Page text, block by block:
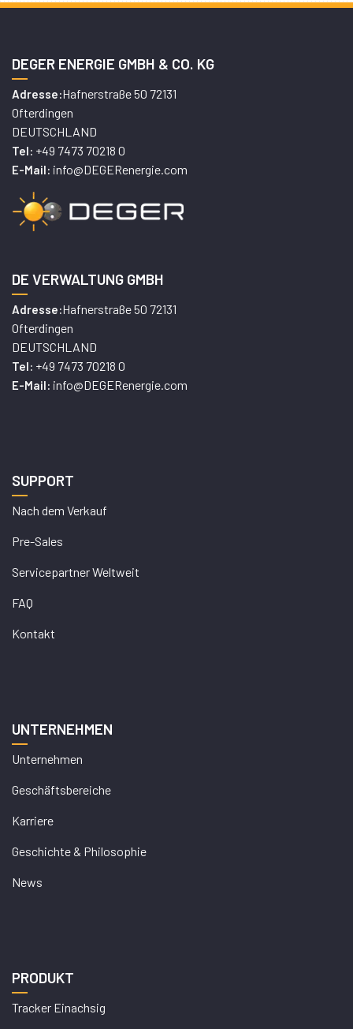
DEGER ENERGIE GMBH & CO. KG
Adresse:Hafnerstraße 50 72131
Ofterdingen
DEUTSCHLAND
Tel: +49 7473 70218 0
E-Mail: info@DEGERenergie.com
DE VERWALTUNG GMBH
Adresse:Hafnerstraße 50 72131
Ofterdingen
DEUTSCHLAND
Tel: +49 7473 70218 0
E-Mail: info@DEGERenergie.com
SUPPORT
Nach dem Verkauf
Pre-Sales
Servicepartner Weltweit
FAQ
Kontakt
UNTERNEHMEN
Unternehmen
Geschäftsbereiche
Karriere
Geschichte & Philosophie
News
PRODUKT
Tracker Einachsig